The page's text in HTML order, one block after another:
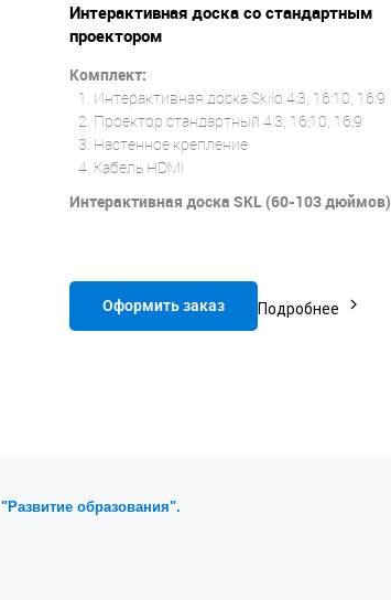
Интерактивная доска со стандартным
проектором
Комплект:
Интерактивная доска Skilo 4:3, 16:10, 16:9
Проектор стандартный 4:3, 16:10, 16:9
Настенное крепление
Кабель HDMI
Интерактивная доска SKL (60-103 дюймов)
Оформить заказ Подробнее
"Развитие образования".